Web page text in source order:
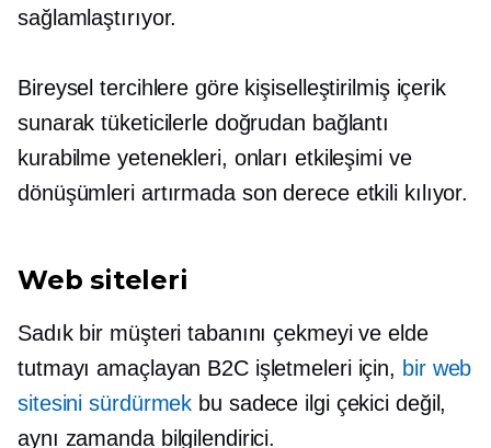
sağlamlaştırıyor.
Bireysel tercihlere göre kişiselleştirilmiş içerik
sunarak tüketicilerle doğrudan bağlantı
kurabilme yetenekleri, onları etkileşimi ve
dönüşümleri artırmada son derece etkili kılıyor.
Web siteleri
Sadık bir müşteri tabanını çekmeyi ve elde
tutmayı amaçlayan B2C işletmeleri için, bir web
sitesini sürdürmek bu sadece ilgi çekici değil,
aynı zamanda bilgilendirici.